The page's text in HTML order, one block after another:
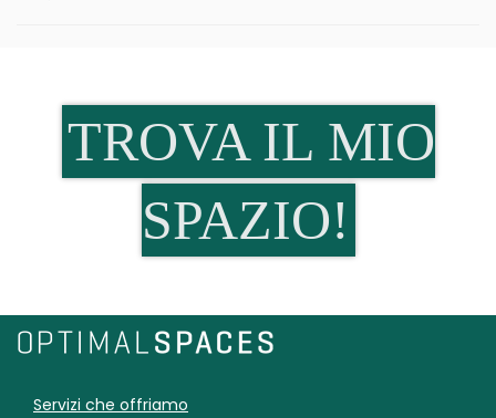
TROVA IL MIO
SPAZIO!
Servizi che offriamo